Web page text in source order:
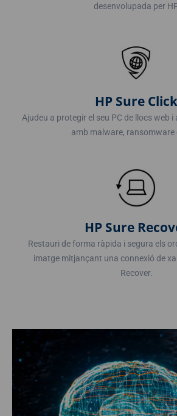
desenvolupada per
HP Sure Click
Ajudeu a protegir el seu PC de llocs web
amb malware, ransomware
HP Sure
Restauri de forma ràpida i segura els
imatge mitjançant una connexió de
Recover.